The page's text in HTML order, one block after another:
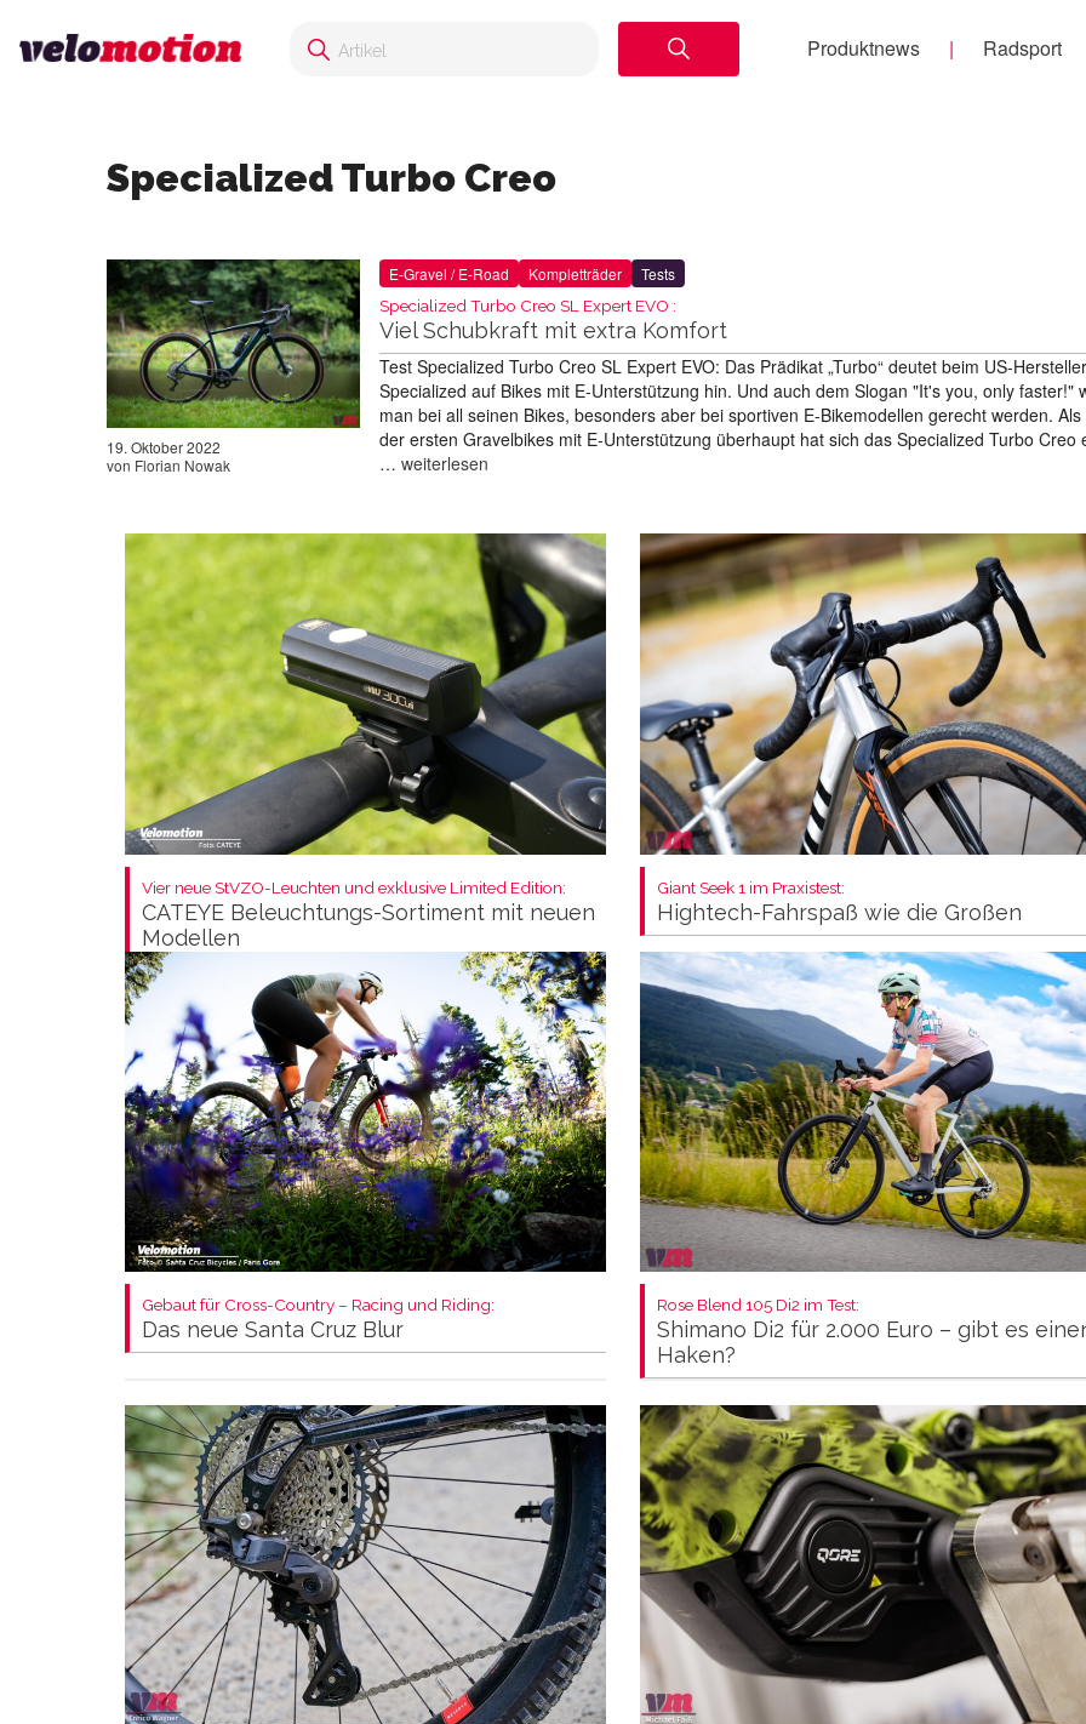
Produktnews Radsport
Specialized Turbo Creo
19. Oktober 2022
von Florian Nowak
E-Gravel / E-Road Kompletträder Tests
Specialized Turbo Creo SL Expert EVO :
Viel Schubkraft mit extra Komfort
Test Specialized Turbo Creo SL Expert EVO: Das Prädikat „Turbo“ deutet beim US-Hersteller
Specialized auf Bikes mit E-Unterstützung hin. Und auch dem Slogan "It's you, only faster!"
man bei all seinen Bikes, besonders aber bei sportiven E-Bikemodellen gerecht werden. Als
der ersten Gravelbikes mit E-Unterstützung überhaupt hat sich das Specialized Turbo Creo
… weiterlesen
Vier neue StVZO-Leuchten und exklusive Limited Edition:
CATEYE Beleuchtungs-Sortiment mit neuen
Modellen
Giant Seek 1 im Praxistest:
Hightech-Fahrspaß wie die Großen
Gebaut für Cross-Country – Racing und Riding:
Das neue Santa Cruz Blur
Rose Blend 105 Di2 im Test:
Shimano Di2 für 2.000 Euro – gibt es
Haken?